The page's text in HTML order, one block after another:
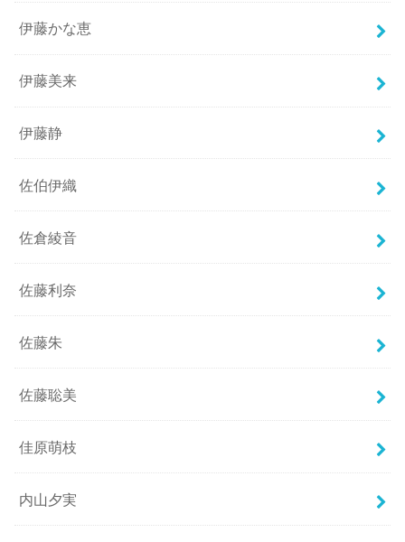
伊藤かな恵
伊藤美来
伊藤静
佐伯伊織
佐倉綾音
佐藤利奈
佐藤朱
佐藤聡美
佳原萌枝
内山夕実